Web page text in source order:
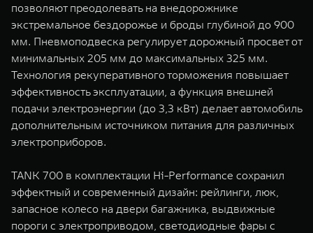
позволяют преодолевать на внедорожнике
экстремальное бездорожье и броды глубиной до 900
мм. Пневмоподвеска регулирует дорожный просвет от
минимальных 205 мм до максимальных 325 мм.
Технология рекуперативного торможения повышает
эффективность эксплуатации, а функция внешней
подачи электроэнергии (до 3,3 кВт) делает автомобиль
дополнительным источником питания для различных
электроприборов.
TANK 700 в комплектации Hi-Performance сохранил
эффектный и современный дизайн: рейлинги, люк,
запасное колесо на двери багажника, выдвижные
пороги с электроприводом, светодиодные фары с